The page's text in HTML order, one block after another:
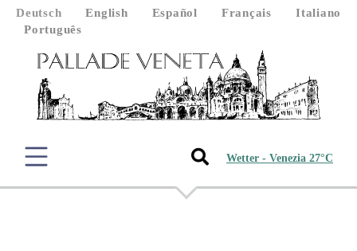
Deutsch English Español Français
Italiano
Português
Wetter - Venezia 27°C